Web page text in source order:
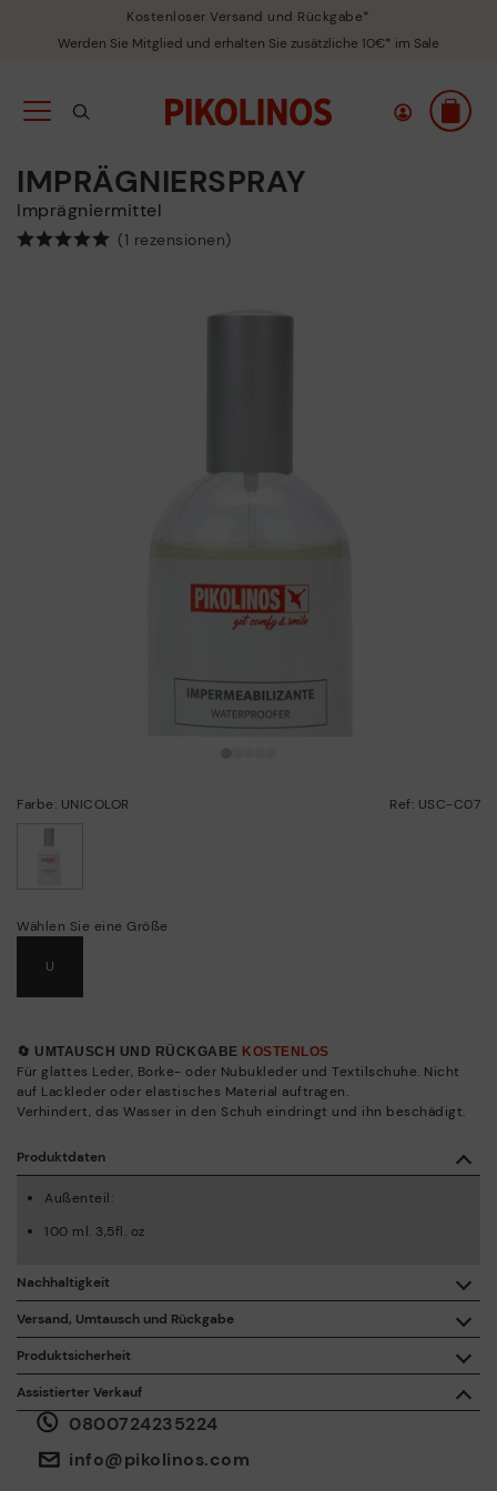
Kostenloser Versand und Rückgabe*
Werden Sie Mitglied und erhalten Sie zusätzliche 10€* im Sale
IMPRÄGNIERSPRAY
Imprägniermittel
(1 rezensionen)
Farbe: UNICOLOR Ref: USC-C07
Wählen Sie eine Größe
U
🔄 UMTAUSCH UND RÜCKGABE KOSTENLOS
Für glattes Leder, Borke- oder Nubukleder und Textilschuhe. Nicht
auf Lackleder oder elastisches Material auftragen.
Verhindert, das Wasser in den Schuh eindringt und ihn beschädigt.
Assistierter Verkauf
0800724235224
info@pikolinos.com
Produktsicherheit
Die Sicherheit unserer Produkte ist uns wichtig. Und auch die
Ihre. Aus diesem Grund haben wir einen Bereich eingerichtet, in
dem Sie uns bei allen Vorfällen oder Fragen zur
Produktdaten
Außenteil:
100 ml. 3,5fl. oz
Versand, Umtausch und Rückgabe
Kostenlose Lieferung ab einem Einkaufswert von 50 €.
Sie haben 30 Tage für Umtausch und Rückgabe*.
Über Mein Konto oder
Nachhaltigkeit
Mit dem Kauf dieses Produkts unterstützen Sie eine
verantwortungsvolle Lederherstellung durch die Leather
Working Group.
ISO 14006 Ecodesign: Beim Entwerfen unserer Kollektion
ermitteln wir die Umweltauswirkungen des gesamten
Produktlebenszyklus, um diese so gering wie möglich zu